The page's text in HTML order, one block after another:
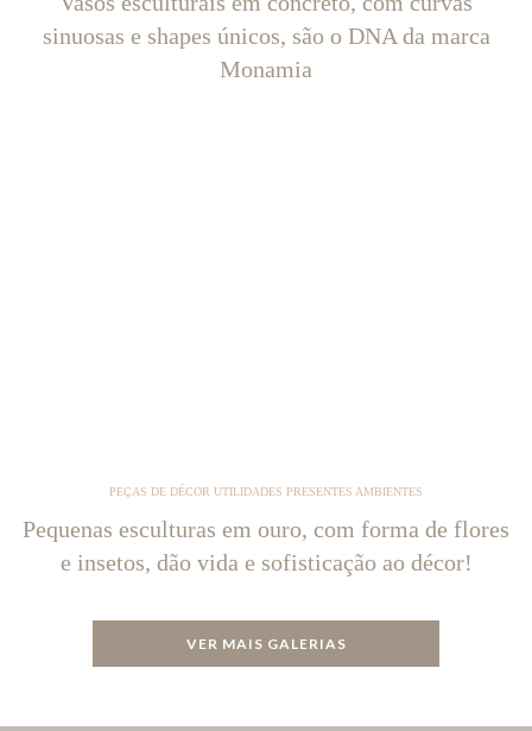
sinuosas e shapes únicos, são o DNA da marca
Monamia
PEÇAS DE DÉCOR UTILIDADES PRESENTES AMBIENTES
Pequenas esculturas em ouro, com forma de flores
e insetos, dão vida e sofisticação ao décor!
VER MAIS GALERIAS